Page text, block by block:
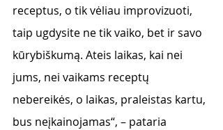
receptus, o tik vėliau improvizuoti,
taip ugdysite ne tik vaiko, bet ir savo
kūrybiškumą. Ateis laikas, kai nei
jums, nei vaikams receptų
nebereikės, o laikas, praleistas kartu,
bus neįkainojamas“, – pataria